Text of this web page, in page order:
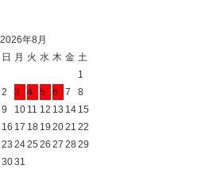
2026年8月
日
月 火 水 木 金 土
1
2
3 4 5 6 7
8
9
10 11 12 13 14 15
16 17 18 19 2021 22
23 2425 26 27 2829
3031